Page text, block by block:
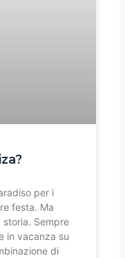
per i
festa. Ma
Sempre
in vacanza su
di